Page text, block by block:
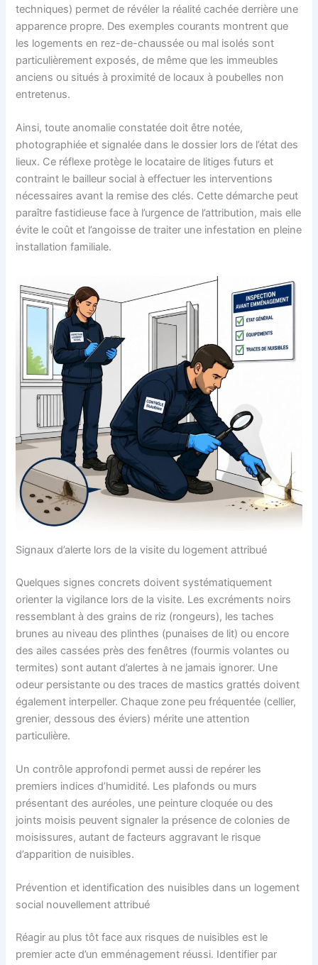
techniques) permet de révéler la réalité cachée derrière une
apparence propre. Des exemples courants montrent que
les logements en rez-de-chaussée ou mal isolés sont
particulièrement exposés, de même que les immeubles
anciens ou situés à proximité de locaux à poubelles non
entretenus.
Ainsi, toute anomalie constatée doit être notée,
photographiée et signalée dans le dossier lors de l’état des
lieux. Ce réflexe protège le locataire de litiges futurs et
contraint le bailleur social à effectuer les interventions
nécessaires avant la remise des clés. Cette démarche peut
paraître fastidieuse face à l’urgence de l’attribution, mais elle
évite le coût et l’angoisse de traiter une infestation en pleine
installation familiale.
Signaux d’alerte lors de la visite du logement attribué
Quelques signes concrets doivent systématiquement
orienter la vigilance lors de la visite. Les excréments noirs
ressemblant à des grains de riz (rongeurs), les taches
brunes au niveau des plinthes (punaises de lit) ou encore
des ailes cassées près des fenêtres (fourmis volantes ou
termites) sont autant d’alertes à ne jamais ignorer. Une
odeur persistante ou des traces de mastics grattés doivent
également interpeller. Chaque zone peu fréquentée (cellier,
grenier, dessous des éviers) mérite une attention
particulière.
Un contrôle approfondi permet aussi de repérer les
premiers indices d’humidité. Les plafonds ou murs
présentant des auréoles, une peinture cloquée ou des
joints moisis peuvent signaler la présence de colonies de
moisissures, autant de facteurs aggravant le risque
d’apparition de nuisibles.
Prévention et identification des nuisibles dans un logement
social nouvellement attribué
Réagir au plus tôt face aux risques de nuisibles est le
premier acte d’un emménagement réussi. Identifier par